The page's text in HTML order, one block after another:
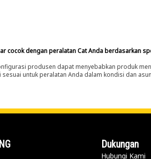
cocok dengan peralatan Cat Anda berdasarkan
produsen dapat menyebabkan produk
untuk peralatan Anda dalam kondisi dan
Dukungan
Hubungi Kami